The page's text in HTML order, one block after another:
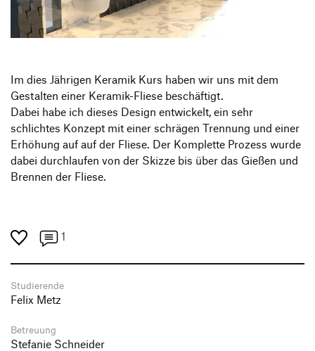
Transfer und Kooperation
Produktgestaltung B.A.
Strategische Gestaltung M.A.
Im dies Jährigen Keramik Kurs haben wir uns mit dem
Gestalten einer Keramik-Fliese beschäftigt.
Dabei habe ich dieses Design entwickelt, ein sehr
schlichtes Konzept mit einer schrägen Trennung und einer
Erhöhung auf auf der Fliese. Der Komplette Prozess wurde
dabei durchlaufen von der Skizze bis über das Gießen und
Brennen der Fliese.
1
Studierende
Felix Metz
Betreuung
Stefanie Schneider